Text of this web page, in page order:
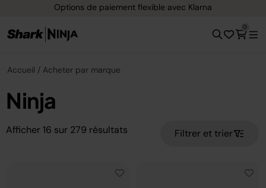
avec Klarna Livraison gratuite dès
0
Accueil Acheter par marque
Ninja
Afficher 16 sur 279 résultats Filtrer et trier